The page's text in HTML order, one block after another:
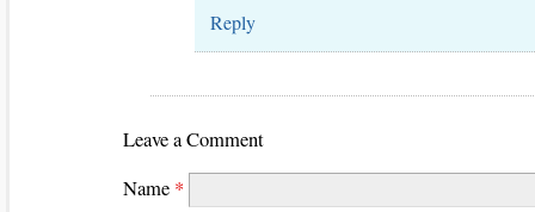
Reply
Leave a Comment
Name *